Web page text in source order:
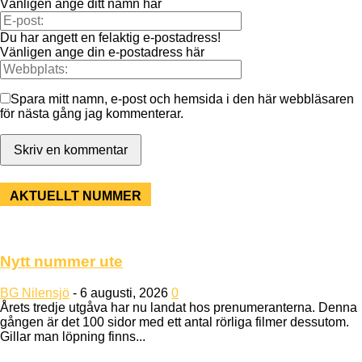
Vänligen ange ditt namn här
Du har angett en felaktig e-postadress!
Vänligen ange din e-postadress här
Spara mitt namn, e-post och hemsida i den här webbläsaren
för nästa gång jag kommenterar.
AKTUELLT NUMMER
Nytt nummer ute
BG Nilensjö - 6 augusti, 2026 0
Årets tredje utgåva har nu landat hos prenumeranterna. Denna
gången är det 100 sidor med ett antal rörliga filmer dessutom.
Gillar man löpning finns...